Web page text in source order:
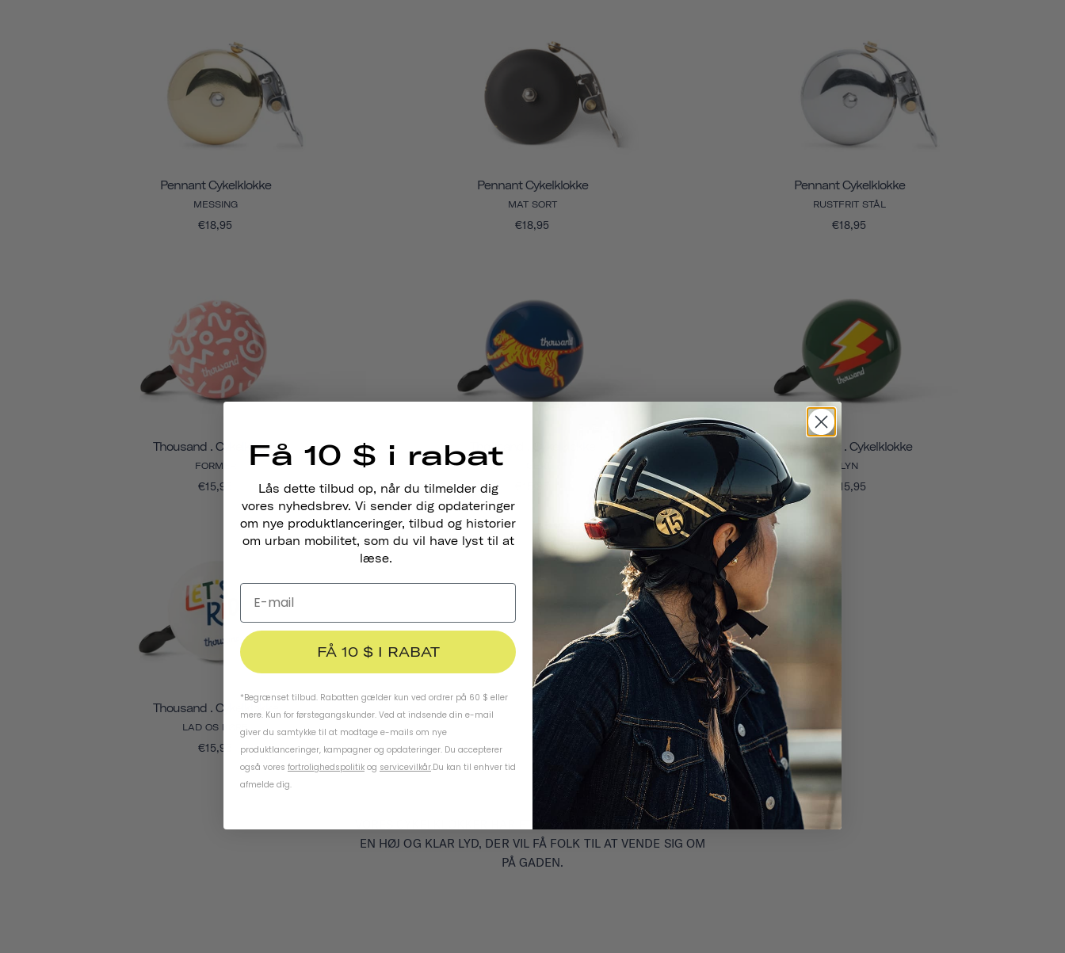
Pennant Cykelklokke
MESSING
€18,95
Pennant Cykelklokke
MAT SORT
€18,95
Pennant Cykelklokke
RUSTFRIT STÅL
€18,95
Thousand . Cykelklokke
FORMER
€15,95
Thousand . Cykelklokke Thousand . Cykelklokke
LYN
€15,95
Thousand . Cykelklokke
LAD OS KØRE
€15,95
VORES CYKELKLOKKER HAR ET RETROINSPIRERET DESIGN OG
EN HØJ OG KLAR LYD, DER VIL FÅ FOLK TIL AT VENDE SIG OM
PÅ GADEN.
Få 10 $ i rabat
Lås dette tilbud op, når du tilmelder dig
vores nyhedsbrev. Vi sender dig opdateringer
om nye produktlanceringer, tilbud og historier
om urban mobilitet, som du vil have lyst til at
læse.
FÅ 10 $ I RABAT
*Begrænset tilbud. Rabatten gælder kun ved ordrer på 60 $ eller
mere. Kun for førstegangskunder. Ved at indsende din e-mail
giver du samtykke til at modtage e-mails om nye
produktlanceringer, kampagner og opdateringer. Du accepterer
også vores fortrolighedspolitik og servicevilkår.Du kan til enhver tid
afmelde dig.